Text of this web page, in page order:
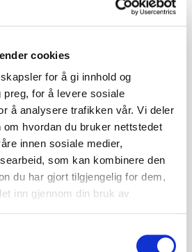
cookies
for å gi innhold og
preg, for å levere sosiale
å analysere trafikken vår. Vi deler
hvordan du bruker nettstedet
innen sosiale medier,
som kan kombinere den
du har gjort tilgjengelig for dem,
inn gjennom din bruk av
du har bestilt. Dei kan bestillast
sms (48091628), sende ein
vår (sor-aurdal.bib.no).
og kan hentast etter kl. 11.00.
ei hylle med bøker du enkelt
og levere tilbake i hylla (eller på
lest.